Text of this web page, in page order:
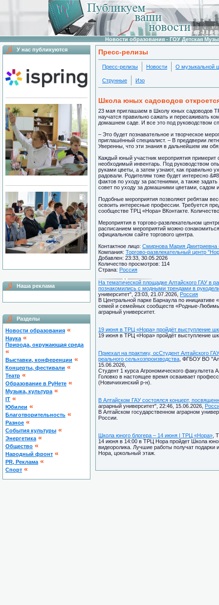
Новости образования - ГОУ Детская
У нас публикуются
Наша реклама
Разделы
Новости образования «
Наука «
Природа, окружающая среда
«
Выставки, конференции «
Концерты, фестивали «
Театр «
Образование в РуНете «
Музыка, культура «
IT «
Юбилеи «
Благотворительность «
Разное «
Cобытия культуры «
Энергетика «
Общество «
Народный фронт «
PR, Реклама «
Спорт «
Пресс-релизы
Пресс-релизы Новости О музыкальной
Струнные Изо
Школа юных садоводов
23 мая приглашаем в Школу юных садоводов
научатся правильно сажать и пересаживать
домашнем саде. И все это под руководством
– Это будет познавательное и творческое
приглашённый специалист. – В преддверии
Уверенны, что эти знания в дальнейшем им
Каждый юный участник мероприятия примерит
необходимый инвентарь. Под руководством
руками цветы, а затем узнают, как правильно
радовали. Родителям тоже будет интересно
фактов по уходу за растениями, а также
совет по уходу за домашними цветами, садом
Подобные мероприятия позволяют ребятам
освоить интересные профессии. Требуется
сообществе ТРЦ «Нора» ВКонтакте.
Мероприятия в торгово-развлекательном
расписанием мероприятий можно
официальном сайте торгового центра.
Контактное лицо: Смирнова Мария Дмитриевна
Компания: Торгово-развлекательный центр
Добавлен: 23:33, 30.05.2026
Количество просмотров: 114
Страна: Россия
На тематической площадке Алтайского ГАУ
познакомились с модными трендами в
университет", 23:03, 21.07.2026, Россия
В Центральной парке Барнаула по
семей и семейных сообществ «Родные-
аграрный университет.
19 июня в ТРЦ «Нора» пройдёт выступление
19 июня в ТРЦ «Нора» пройдёт выступление
Приехал на практику, осСтудент Алтайского
реального сельхозпроизводства , ФГБОУ ВО
15.06.2026,
Студент 1 курса Агрономического факультета
Головко в настоящее время осваивает
(Новичихинский р-н).
В Алтайском ГАУ состоялся концерт,
аграрный университет", 22:46, 15.06.2026,
В Алтайском государственном аграрном
России.
Школа юного блогера – 14 июня | ТРЦ «Нора» ,
14 июня в 14:00 в ТРЦ Нора пройдет Школа
видеоролика. Лучшие работы получат
Нора, цокольный этаж.